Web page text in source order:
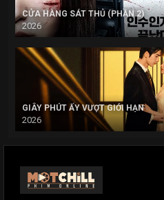
CỬA HÀNG SÁT THỦ (PHẦN 2)
2026
GIÂY PHÚT ẤY VƯỢT GIỚI HẠN
2026